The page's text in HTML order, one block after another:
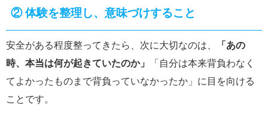
②体験を整理し、意味づけすること
安全がある程度整ってきたら、次に大切なのは、
「あの
時、本当は何が起きていたのか」
「自分は本来背負わなく
てよかったものまで背負っていなかったか」に目を向ける
ことです。